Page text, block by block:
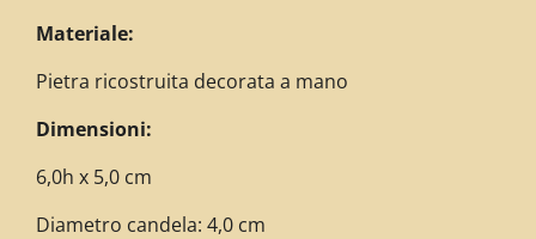
Materiale:
Pietra ricostruita decorata a mano
Dimensioni:
6,0h x 5,0 cm
Diametro candela: 4,0 cm